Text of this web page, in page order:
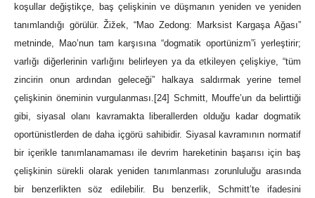
koşullar değiştikçe, baş çelişkinin ve düşmanın yeniden ve yeniden
tanımlandığı görülür. Žižek, “Mao Zedong: Marksist Kargaşa Ağası”
metninde, Mao’nun tam karşısına “dogmatik oportünizm”i yerleştirir;
varlığı diğerlerinin varlığını belirleyen ya da etkileyen çelişkiye, “tüm
zincirin onun ardından geleceği” halkaya saldırmak yerine temel
çelişkinin öneminin vurgulanması. [24] Schmitt, Mouffe’un da belirttiği
gibi, siyasal olanı kavramakta liberallerden olduğu kadar dogmatik
oportünistlerden de daha içgörü sahibidir. Siyasal kavramının normatif
bir içerikle tanımlanamaması ile devrim hareketinin başarısı için baş
çelişkinin sürekli olarak yeniden tanımlanması zorunluluğu arasında
bir benzerlikten söz edilebilir. Bu benzerlik, Schmitt’te ifadesini